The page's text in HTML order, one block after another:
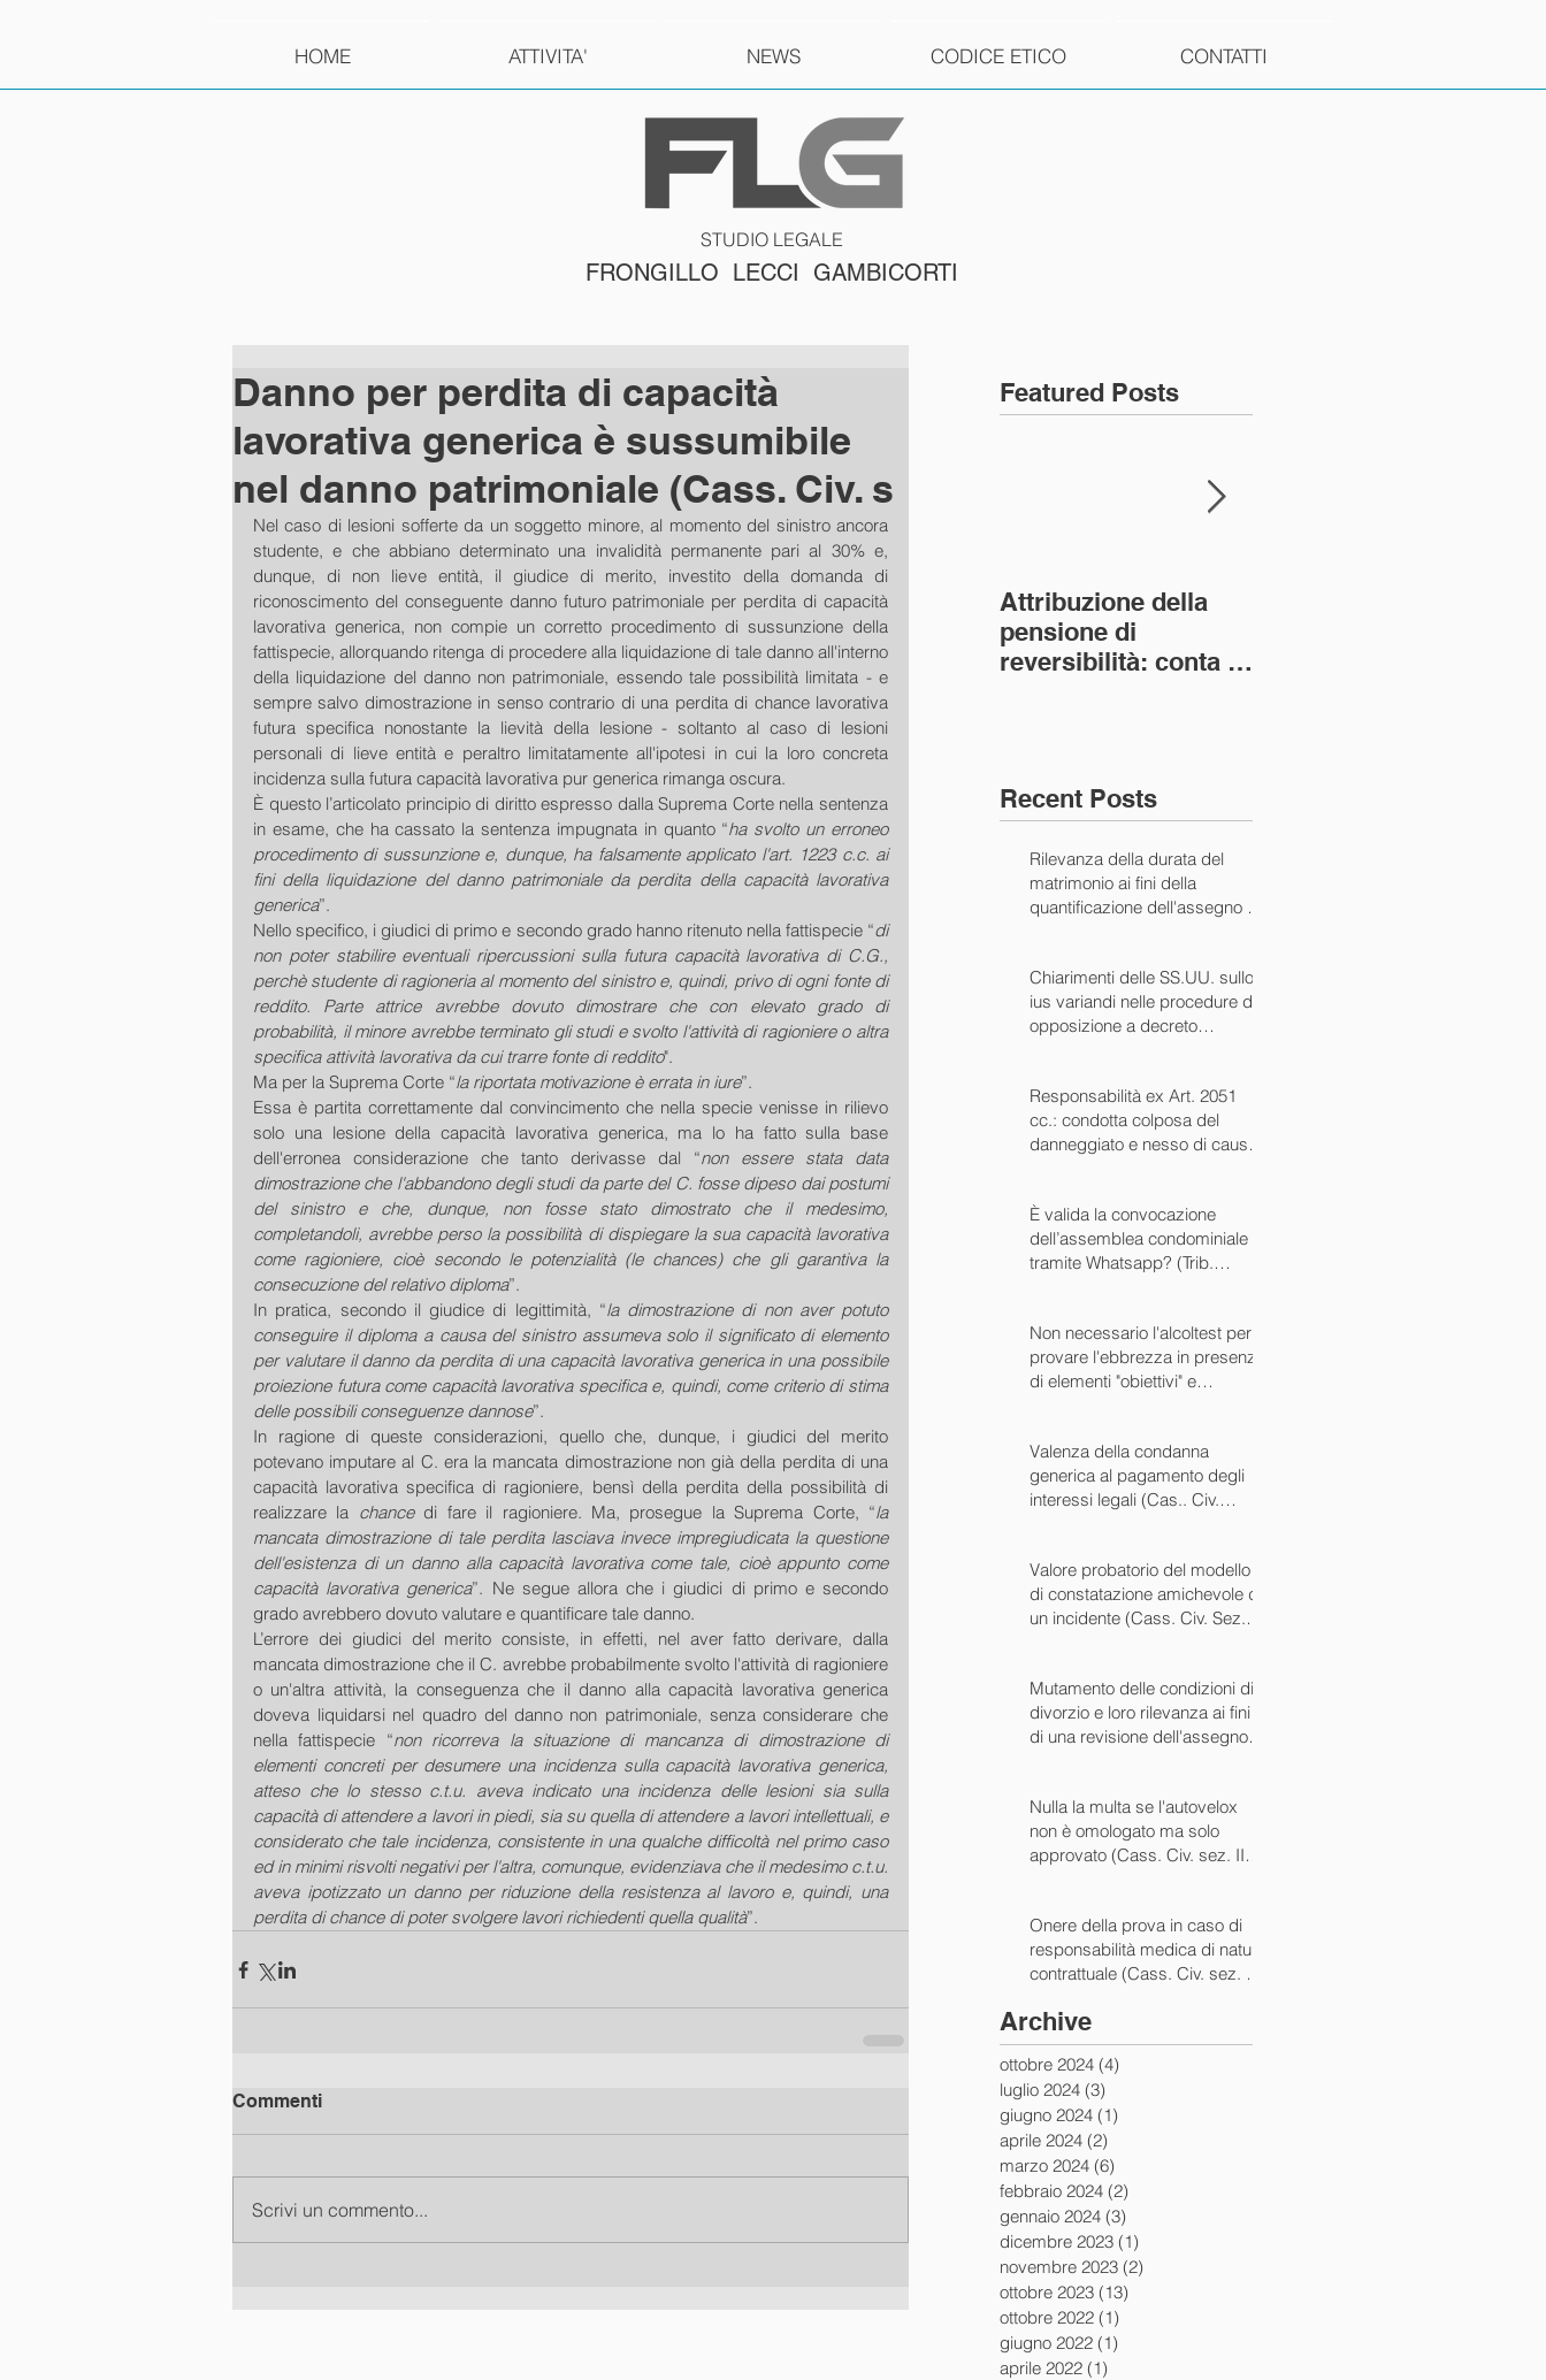
HOME ATTIVITA' NEWS CODICE ETICO CONTATTI
STUDIO LEGALE
FRONGILLO LECCI GAMBICORTI
Danno per perdita di capacità
lavorativa generica è sussumibile
nel danno patrimoniale (Cass. Civ. s
Nel caso di lesioni sofferte da un soggetto minore, al momento del sinistro ancora
studente, e che abbiano determinato una invalidità permanente pari al 30% e,
dunque, di non lieve entità, il giudice di merito, investito della domanda di
riconoscimento del conseguente danno futuro patrimoniale per perdita di capacità
lavorativa generica, non compie un corretto procedimento di sussunzione della
fattispecie, allorquando ritenga di procedere alla liquidazione di tale danno all'interno
della liquidazione del danno non patrimoniale, essendo tale possibilità limitata - e
sempre salvo dimostrazione in senso contrario di una perdita di chance lavorativa
futura specifica nonostante la lievità della lesione - soltanto al caso di lesioni
personali di lieve entità e peraltro limitatamente all'ipotesi in cui la loro concreta
incidenza sulla futura capacità lavorativa pur generica rimanga oscura.
È questo l’articolato principio di diritto espresso dalla Suprema Corte nella sentenza
in esame, che ha cassato la sentenza impugnata in quanto “ha svolto un erroneo
procedimento di sussunzione e, dunque, ha falsamente applicato l'art. 1223 c.c. ai
fini della liquidazione del danno patrimoniale da perdita della capacità lavorativa
generica”.
Nello specifico, i giudici di primo e secondo grado hanno ritenuto nella fattispecie “di
non poter stabilire eventuali ripercussioni sulla futura capacità lavorativa di C.G.,
perchè studente di ragioneria al momento del sinistro e, quindi, privo di ogni fonte di
reddito. Parte attrice avrebbe dovuto dimostrare che con elevato grado di
probabilità, il minore avrebbe terminato gli studi e svolto l'attività di ragioniere o altra
specifica attività lavorativa da cui trarre fonte di reddito".
Ma per la Suprema Corte “la riportata motivazione è errata in iure”.
Essa è partita correttamente dal convincimento che nella specie venisse in rilievo
solo una lesione della capacità lavorativa generica, ma lo ha fatto sulla base
dell'erronea considerazione che tanto derivasse dal “non essere stata data
dimostrazione che l'abbandono degli studi da parte del C. fosse dipeso dai postumi
del sinistro e che, dunque, non fosse stato dimostrato che il medesimo,
completandoli, avrebbe perso la possibilità di dispiegare la sua capacità lavorativa
come ragioniere, cioè secondo le potenzialità (le chances) che gli garantiva la
consecuzione del relativo diploma”.
In pratica, secondo il giudice di legittimità, “la dimostrazione di non aver potuto
conseguire il diploma a causa del sinistro assumeva solo il significato di elemento
per valutare il danno da perdita di una capacità lavorativa generica in una possibile
proiezione futura come capacità lavorativa specifica e, quindi, come criterio di stima
delle possibili conseguenze dannose”.
In ragione di queste considerazioni, quello che, dunque, i giudici del merito
potevano imputare al C. era la mancata dimostrazione non già della perdita di una
capacità lavorativa specifica di ragioniere, bensì della perdita della possibilità di
realizzare la chance di fare il ragioniere. Ma, prosegue la Suprema Corte, “la
mancata dimostrazione di tale perdita lasciava invece impregiudicata la questione
dell'esistenza di un danno alla capacità lavorativa come tale, cioè appunto come
capacità lavorativa generica”. Ne segue allora che i giudici di primo e secondo
grado avrebbero dovuto valutare e quantificare tale danno.
L’errore dei giudici del merito consiste, in effetti, nel aver fatto derivare, dalla
mancata dimostrazione che il C. avrebbe probabilmente svolto l'attività di ragioniere
o un'altra attività, la conseguenza che il danno alla capacità lavorativa generica
doveva liquidarsi nel quadro del danno non patrimoniale, senza considerare che
nella fattispecie “non ricorreva la situazione di mancanza di dimostrazione di
elementi concreti per desumere una incidenza sulla capacità lavorativa generica,
atteso che lo stesso c.t.u. aveva indicato una incidenza delle lesioni sia sulla
capacità di attendere a lavori in piedi, sia su quella di attendere a lavori intellettuali, e
considerato che tale incidenza, consistente in una qualche difficoltà nel primo caso
ed in minimi risvolti negativi per l'altra, comunque, evidenziava che il medesimo c.t.u.
aveva ipotizzato un danno per riduzione della resistenza al lavoro e, quindi, una
perdita di chance di poter svolgere lavori richiedenti quella qualità”.
Commenti
Scrivi un commento...
Featured Posts
Attribuzione della
pensione di
reversibilità: conta la
Recent Posts
Rilevanza della durata del
matrimonio ai fini della
quantificazione dell'assegno di
Chiarimenti delle SS.UU. sullo
ius variandi nelle procedure di
opposizione a decreto
Responsabilità ex Art. 2051
cc.: condotta colposa del
danneggiato e nesso di causa
È valida la convocazione
dell’assemblea condominiale
tramite Whatsapp? (Trib.
Non necessario l'alcoltest per
provare l'ebbrezza in presenza
di elementi "obiettivi" e
Valenza della condanna
generica al pagamento degli
interessi legali (Cas.. Civ.
Valore probatorio del modello
di constatazione amichevole di
un incidente (Cass. Civ. Sez. III
Mutamento delle condizioni di
divorzio e loro rilevanza ai fini
di una revisione dell'assegno
Nulla la multa se l'autovelox
non è omologato ma solo
approvato (Cass. Civ. sez. II
Onere della prova in caso di
responsabilità medica di natura
contrattuale (Cass. Civ. sez. III
Archive
ottobre 2024 (4)
luglio 2024 (3)
giugno 2024 (1)
aprile 2024 (2)
marzo 2024 (6)
febbraio 2024 (2)
gennaio 2024 (3)
dicembre 2023 (1)
novembre 2023 (2)
ottobre 2023 (13)
ottobre 2022 (1)
giugno 2022 (1)
aprile 2022 (1)